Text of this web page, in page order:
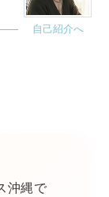
自己紹介へ
沖縄で